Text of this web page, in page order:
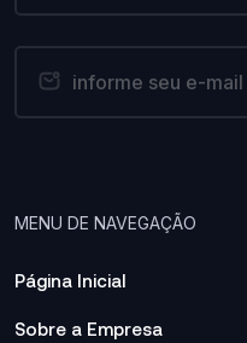
MENU DE NAVEGAÇÃO
Página Inicial
Sobre a Empresa